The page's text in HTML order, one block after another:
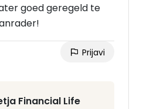
goed geregeld te
Prijavi
Financial Life